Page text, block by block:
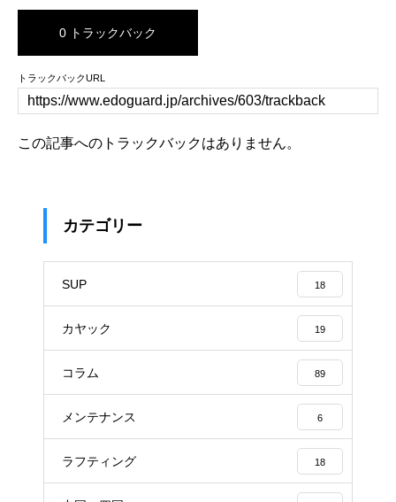
0 トラックバック
トラックバックURL
この記事へのトラックバックはありません。
カテゴリー
SUP 18
カヤック 19
コラム 89
メンテナンス 6
ラフティング 18